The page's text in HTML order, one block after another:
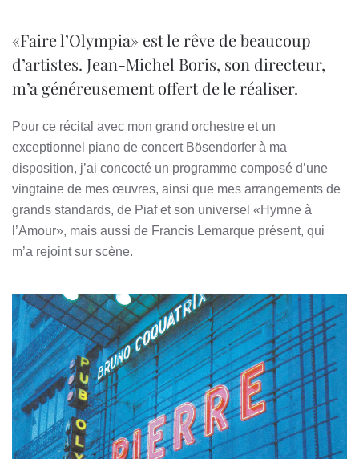
«Faire l’Olympia» est le rêve de beaucoup
d’artistes. Jean-Michel Boris, son directeur,
m’a généreusement offert de le réaliser.
Pour ce récital avec mon grand orchestre et un
exceptionnel piano de concert Bösendorfer à ma
disposition, j’ai concocté un programme composé d’une
vingtaine de mes œuvres, ainsi que mes arrangements de
grands standards, de Piaf et son universel «Hymne à
l’Amour», mais aussi de Francis Lemarque présent, qui
m’a rejoint sur scène.